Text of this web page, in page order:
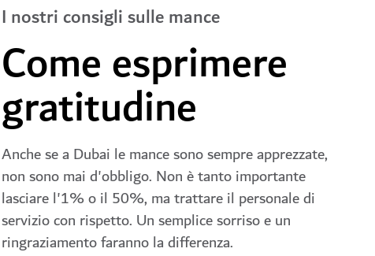
I nostri consigli sulle mance
Come esprimere
gratitudine
Anche se a Dubai le mance sono sempre apprezzate,
non sono mai d'obbligo. Non è tanto importante
lasciare l'1% o il 50%, ma trattare il personale di
servizio con rispetto. Un semplice sorriso e un
ringraziamento faranno la differenza.